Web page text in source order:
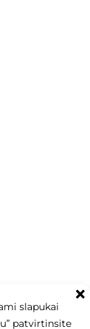
slapukai
patvirtinsite